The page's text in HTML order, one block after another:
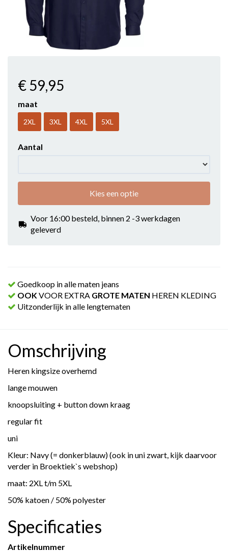
€ 59,95
maat
2XL 3XL 4XL 5XL
Aantal
Kies een optie
Voor 16:00 besteld, binnen 2 -3 werkdagen
geleverd
Goedkoop in alle maten jeans
OOKVOOR EXTRA GROTE MATEN HEREN KLEDING
Uitzonderlijk in alle lengtematen
Omschrijving
Heren kingsize overhemd
lange mouwen
knoopsluiting + button down kraag
regular fit
uni
Kleur: Navy (= donkerblauw) (ook in uni zwart, kijk daarvoor
verder in Broektiek`s webshop)
maat: 2XL t/m 5XL
50% katoen / 50% polyester
Specificaties
Artikelnummer